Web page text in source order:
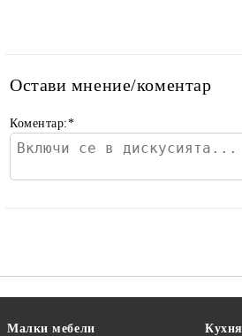
Остави мнение/коментар
Коментар:*
Малки мебели
Кухня